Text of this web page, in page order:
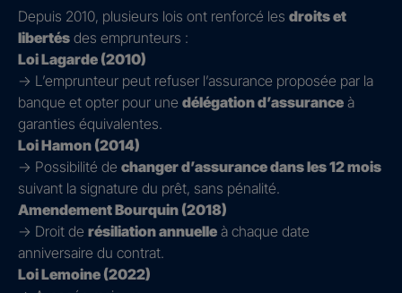
Depuis 2010, plusieurs lois ont renforcé les droits et
libertés des emprunteurs :
Loi Lagarde (2010)
→ L’emprunteur peut refuser l’assurance proposée par la
banque et opter pour une délégation d’assurance à
garanties équivalentes.
Loi Hamon (2014)
→ Possibilité de changer d’assurance dans les 12 mois
suivant la signature du prêt, sans pénalité.
Amendement Bourquin (2018)
→ Droit de résiliation annuelle à chaque date
anniversaire du contrat.
Loi Lemoine (2022)